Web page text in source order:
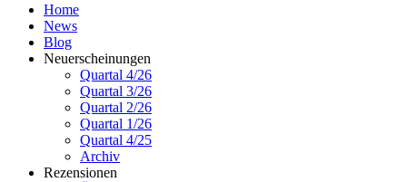
Home
News
Blog
Neuerscheinungen
Quartal 4/26
Quartal 3/26
Quartal 2/26
Quartal 1/26
Quartal 4/25
Archiv
Rezensionen